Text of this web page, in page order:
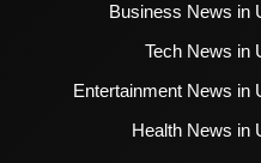
Business News in
Tech News in
Entertainment News in
Health News in